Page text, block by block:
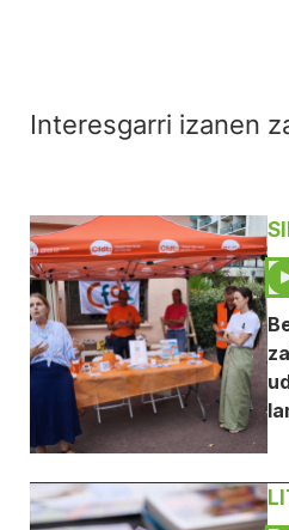
Interesgarri izanen